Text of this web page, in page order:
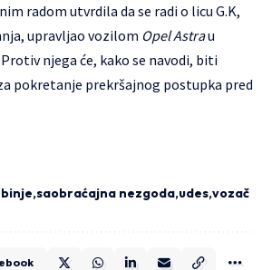
radom utvrdila da se radi o licu G.K,
upravljao vozilom Opel Astrau
njega će, kako se navodi, biti
pokretanje prekršajnog postupka pred
saobraćajna nezgoda udes vozač